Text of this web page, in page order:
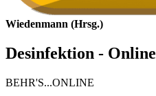
Wiedenmann (Hrsg.)
Desinfektion - Online
BEHR'S...ONLINE